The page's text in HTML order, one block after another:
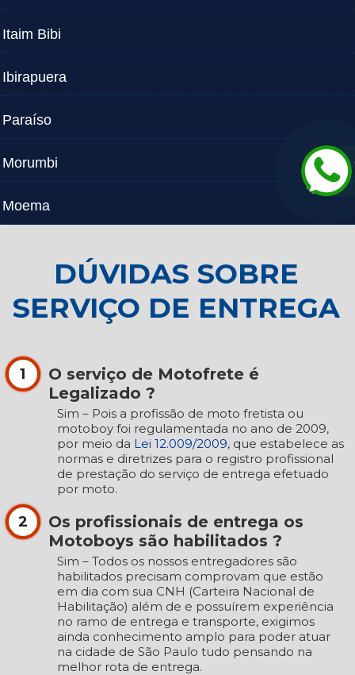
Itaim Bibi
Ibirapuera
Paraíso
Morumbi
Moema
DÚVIDAS SOBRE
SERVIÇO DE ENTREGA
1
O serviço de Motofrete é
Legalizado ?
Sim – Pois a profissão de moto fretista ou
motoboy foi regulamentada no ano de 2009,
por meio da Lei 12.009/2009, que estabelece as
normas e diretrizes para o registro profissional
de prestação do serviço de entrega efetuado
por moto.
2
Os profissionais de entrega os
Motoboys são habilitados ?
Sim – Todos os nossos entregadores são
habilitados precisam comprovam que estão
em dia com sua CNH (Carteira Nacional de
Habilitação) além de e possuírem experiência
no ramo de entrega e transporte, exigimos
ainda conhecimento amplo para poder atuar
na cidade de São Paulo tudo pensando na
melhor rota de entrega.